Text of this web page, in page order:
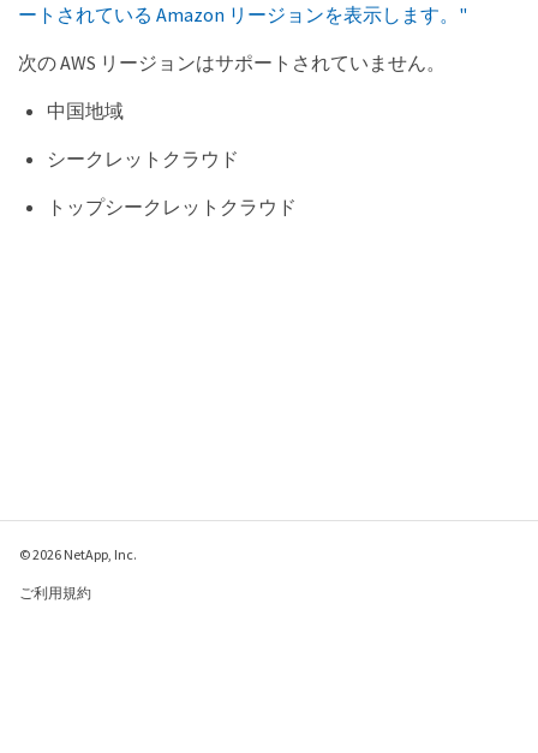
ートされている Amazon リージョンを表示します。"
次の AWS リージョンはサポートされていません。
中国地域
シークレットクラウド
トップシークレットクラウド
© 2026 NetApp, Inc.
ご利用規約